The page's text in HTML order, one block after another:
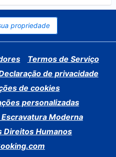
propriedade
Termos de Serviço
de privacidade
de cookies
personalizadas
Moderna
Direitos Humanos